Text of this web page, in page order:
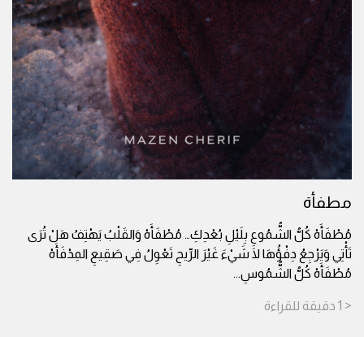
مطفأة
مُطْفَأَهْ كُلُّ الشُّمُوعِ بِلَيْلِ بُعْدِكِ… مُطْفَأَهْ وَالقَلْبُ يَهْتِفُ هَلْ تُرَى
تَأْتِي وَيَرْجِعُ دِفْؤُهَا لَا شَيْءَ غَيْرَ الرِّيحِ تَعْوِلُ فِي صَقِيعِ المِدْفَأَهْ
مُطْفَأَهْ كُلُّ الشُّمُوسِ...
< 1 دقيقة للقراءة